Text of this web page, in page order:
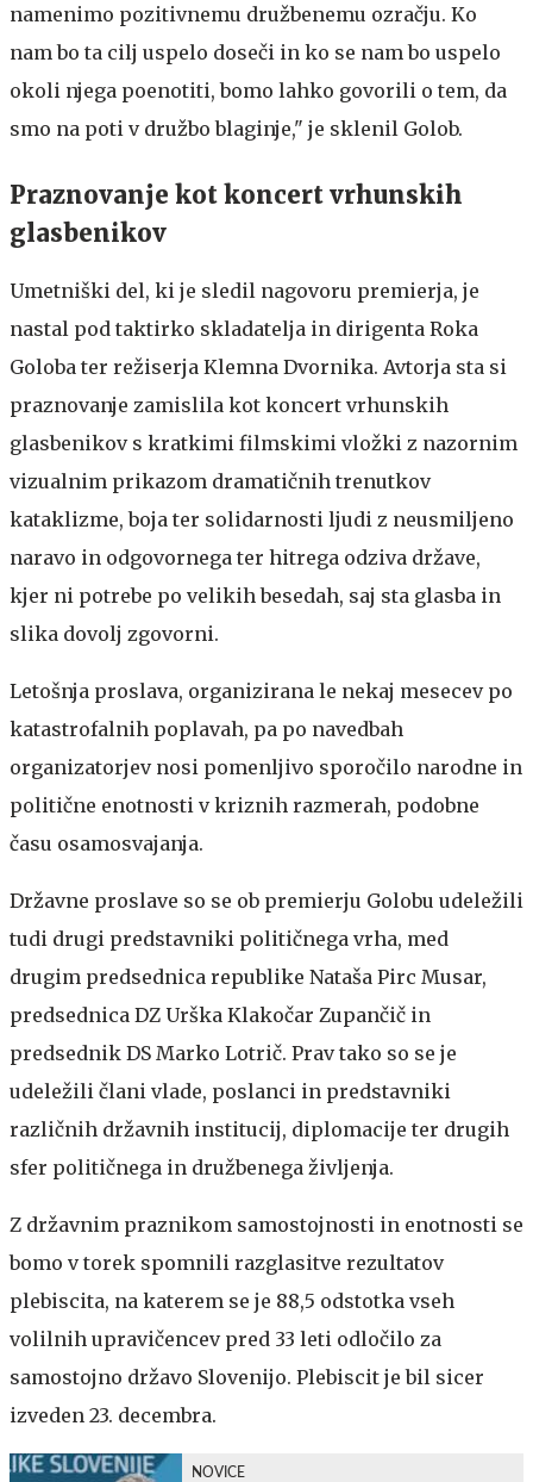
namenimo pozitivnemu družbenemu ozračju. Ko
nam bo ta cilj uspelo doseči in ko se nam bo uspelo
okoli njega poenotiti, bomo lahko govorili o tem, da
smo na poti v družbo blaginje," je sklenil Golob.
Praznovanje kot koncert vrhunskih
glasbenikov
Umetniški del, ki je sledil nagovoru premierja, je
nastal pod taktirko skladatelja in dirigenta Roka
Goloba ter režiserja Klemna Dvornika. Avtorja sta si
praznovanje zamislila kot koncert vrhunskih
glasbenikov s kratkimi filmskimi vložki z nazornim
vizualnim prikazom dramatičnih trenutkov
kataklizme, boja ter solidarnosti ljudi z neusmiljeno
naravo in odgovornega ter hitrega odziva države,
kjer ni potrebe po velikih besedah, saj sta glasba in
slika dovolj zgovorni.
Letošnja proslava, organizirana le nekaj mesecev po
katastrofalnih poplavah, pa po navedbah
organizatorjev nosi pomenljivo sporočilo narodne in
politične enotnosti v kriznih razmerah, podobne
času osamosvajanja.
Državne proslave so se ob premierju Golobu udeležili
tudi drugi predstavniki političnega vrha, med
drugim predsednica republike Nataša Pirc Musar,
predsednica DZ Urška Klakočar Zupančič in
predsednik DS Marko Lotrič. Prav tako so se je
udeležili člani vlade, poslanci in predstavniki
različnih državnih institucij, diplomacije ter drugih
sfer političnega in družbenega življenja.
Z državnim praznikom samostojnosti in enotnosti se
bomo v torek spomnili razglasitve rezultatov
plebiscita, na katerem se je 88,5 odstotka vseh
volilnih upravičencev pred 33 leti odločilo za
samostojno državo Slovenijo. Plebiscit je bil sicer
izveden 23. decembra.
NOVICE